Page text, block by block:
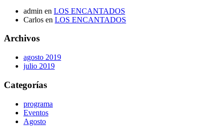
admin en LOS ENCANTADOS
Carlos en LOS ENCANTADOS
Archivos
agosto 2019
julio 2019
Categorías
programa
Eventos
Agosto